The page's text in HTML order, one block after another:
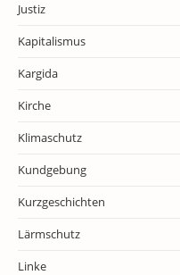
Justiz
Kapitalismus
Kargida
Kirche
Klimaschutz
Kundgebung
Kurzgeschichten
Lärmschutz
Linke